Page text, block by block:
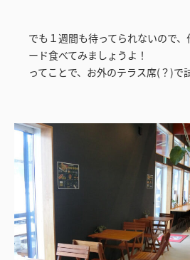
でも１週間も待ってられないので
ード食べてみましょうよ！
ってことで、お外のテラス席(？)で